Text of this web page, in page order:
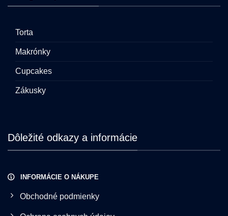
Torta
Makrónky
Cupcakes
Zákusky
Dôležité odkazy a informácie
INFORMÁCIE O NÁKUPE
Obchodné podmienky